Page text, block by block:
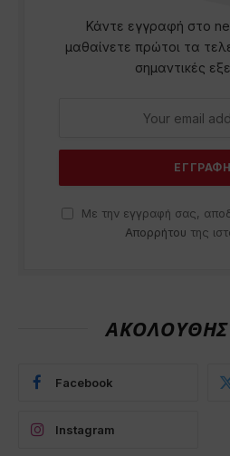
Κάντε εγγραφή στο
μαθαίνετε πρώτοι τα
σημαντικές
Με την εγγραφή σας,
Απορρήτου της
Facebook
Instagram